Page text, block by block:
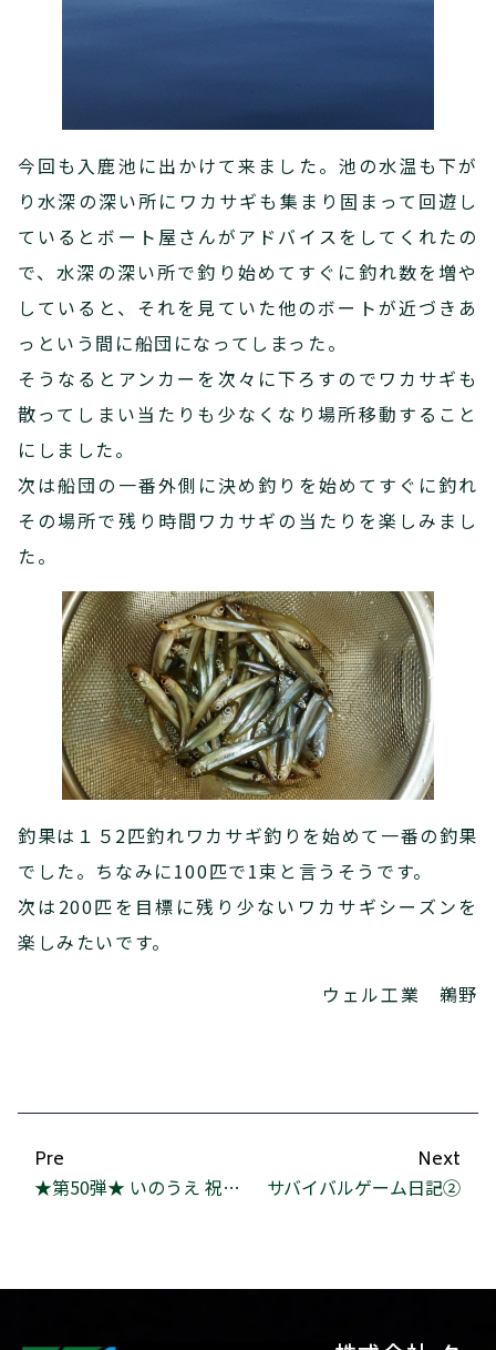
今回も入鹿池に出かけて来ました。池の水温も下が
り水深の深い所にワカサギも集まり固まって回遊し
ているとボート屋さんがアドバイスをしてくれたの
で、水深の深い所で釣り始めてすぐに釣れ数を増や
していると、それを見ていた他のボートが近づきあ
っという間に船団になってしまった。
そうなるとアンカーを次々に下ろすのでワカサギも
散ってしまい当たりも少なくなり場所移動すること
にしました。
次は船団の一番外側に決め釣りを始めてすぐに釣れ
その場所で残り時間ワカサギの当たりを楽しみまし
た。
釣果は１５2匹釣れワカサギ釣りを始めて一番の釣果
でした。ちなみに100匹で1束と言うそうです。
次は200匹を目標に残り少ないワカサギシーズンを
楽しみたいです。
ウェル工業 鵜野
Pre
★第50弾★ いのうえ 祝50弾SPECIAL
Next
サバイバルゲーム日記②